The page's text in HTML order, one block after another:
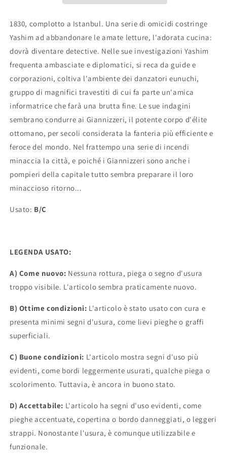
1830, complotto a Istanbul. Una serie di omicidi costringe
Yashim ad abbandonare le amate letture, l'adorata cucina:
dovrà diventare detective. Nelle sue investigazioni Yashim
frequenta ambasciate e diplomatici, si reca da guide e
corporazioni, coltiva l'ambiente dei danzatori eunuchi,
gruppo di magnifici travestiti di cui fa parte un'amica
informatrice che farà una brutta fine. Le sue indagini
sembrano condurre ai Giannizzeri, il potente corpo d'élite
ottomano, per secoli considerata la fanteria più efficiente e
feroce del mondo. Nel frattempo una serie di incendi
minaccia la città, e poiché i Giannizzeri sono anche i
pompieri della capitale tutto sembra preparare il loro
minaccioso ritorno...
Usato: B/C
LEGENDA USATO:
A) Come nuovo: Nessuna rottura, piega o segno d'usura
troppo visibile. L'articolo sembra praticamente nuovo.
B) Ottime condizioni: L'articolo è stato usato con cura e
presenta minimi segni d'usura, come lievi pieghe o graffi
superficiali.
C) Buone condizioni: L'articolo mostra segni d'uso più
evidenti, come bordi leggermente usurati, qualche piega o
scolorimento. Tuttavia, è ancora in buono stato.
D) Accettabile: L'articolo ha segni d'uso evidenti, come
pieghe accentuate, copertina o bordo danneggiati, o leggeri
strappi. Nonostante l'usura, è comunque utilizzabile e
funzionale.